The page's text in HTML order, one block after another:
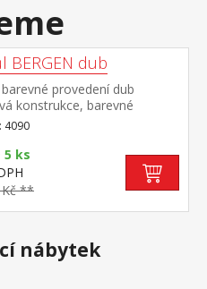
BERGEN dub
provedení dub
konstrukce, barevné
4090
5 ks
Kč **
nábytek